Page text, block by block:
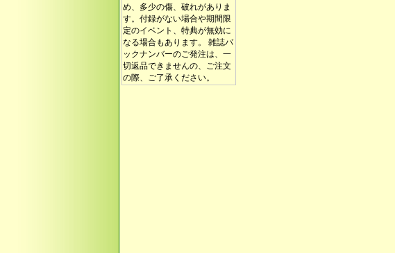
め、多少の傷、破れがありま
す。付録がない場合や期間限
定のイベント、特典が無効に
なる場合もあります。 雑誌バ
ックナンバーのご発注は、一
切返品できませんの、ご注文
の際、ご了承ください。